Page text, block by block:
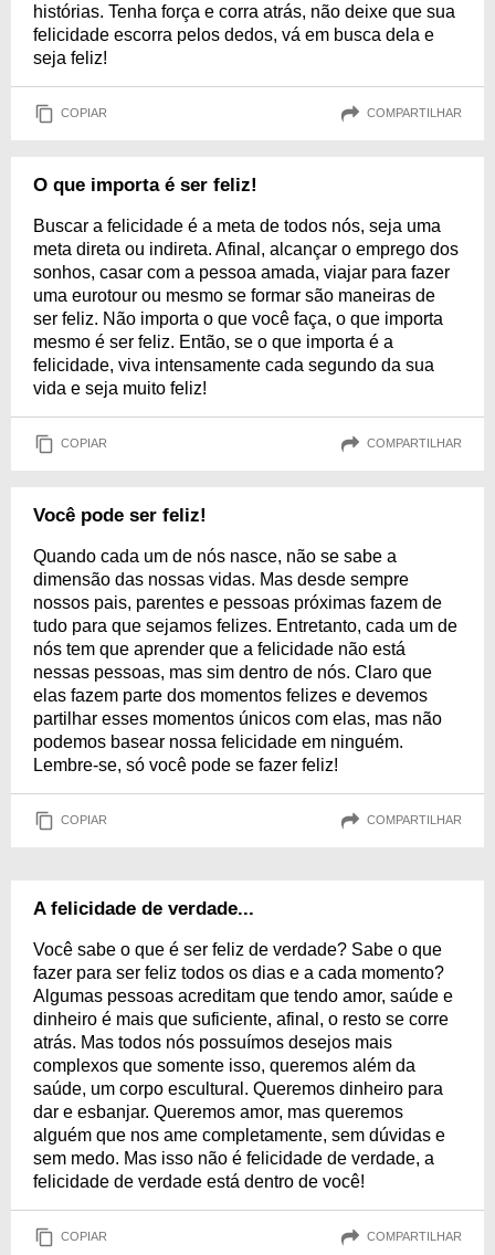
histórias. Tenha força e corra atrás, não deixe que sua
felicidade escorra pelos dedos, vá em busca dela e
seja feliz!
COPIAR COMPARTILHAR
O que importa é ser feliz!
Buscar a felicidade é a meta de todos nós, seja uma
meta direta ou indireta. Afinal, alcançar o emprego dos
sonhos, casar com a pessoa amada, viajar para fazer
uma eurotour ou mesmo se formar são maneiras de
ser feliz. Não importa o que você faça, o que importa
mesmo é ser feliz. Então, se o que importa é a
felicidade, viva intensamente cada segundo da sua
vida e seja muito feliz!
COPIAR COMPARTILHAR
Você pode ser feliz!
Quando cada um de nós nasce, não se sabe a
dimensão das nossas vidas. Mas desde sempre
nossos pais, parentes e pessoas próximas fazem de
tudo para que sejamos felizes. Entretanto, cada um de
nós tem que aprender que a felicidade não está
nessas pessoas, mas sim dentro de nós. Claro que
elas fazem parte dos momentos felizes e devemos
partilhar esses momentos únicos com elas, mas não
podemos basear nossa felicidade em ninguém.
Lembre-se, só você pode se fazer feliz!
COPIAR COMPARTILHAR
A felicidade de verdade...
Você sabe o que é ser feliz de verdade? Sabe o que
fazer para ser feliz todos os dias e a cada momento?
Algumas pessoas acreditam que tendo amor, saúde e
dinheiro é mais que suficiente, afinal, o resto se corre
atrás. Mas todos nós possuímos desejos mais
complexos que somente isso, queremos além da
saúde, um corpo escultural. Queremos dinheiro para
dar e esbanjar. Queremos amor, mas queremos
alguém que nos ame completamente, sem dúvidas e
sem medo. Mas isso não é felicidade de verdade, a
felicidade de verdade está dentro de você!
COPIAR COMPARTILHAR